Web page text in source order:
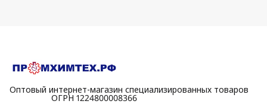
Оптовый интернет-магазин специализированных товаров
⠀⠀⠀⠀⠀⠀⠀ОГРН 1224800008366